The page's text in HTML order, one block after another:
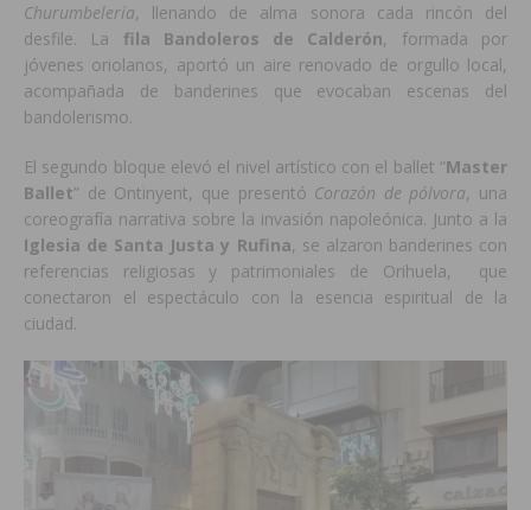
Churumbelería, llenando de alma sonora cada rincón del
desfile. La fila Bandoleros de Calderón, formada por
jóvenes oriolanos, aportó un aire renovado de orgullo local,
acompañada de banderines que evocaban escenas del
bandolerismo.
El segundo bloque elevó el nivel artístico con el ballet “Master
Ballet” de Ontinyent, que presentó Corazón de pólvora, una
coreografía narrativa sobre la invasión napoleónica. Junto a la
Iglesia de Santa Justa y Rufina, se alzaron banderines con
referencias religiosas y patrimoniales de Orihuela, que
conectaron el espectáculo con la esencia espiritual de la
ciudad.